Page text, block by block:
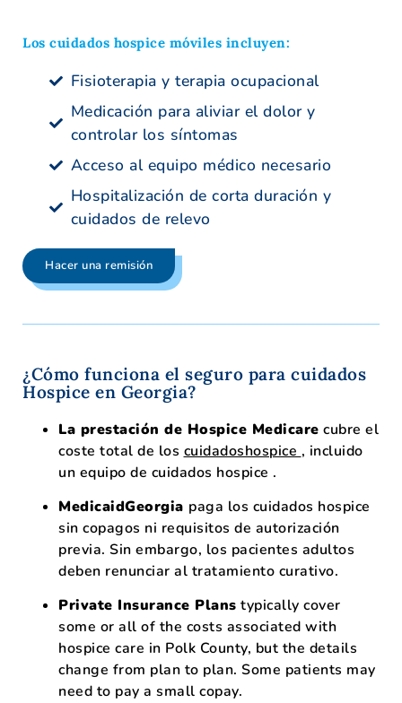
Los cuidados hospice móviles incluyen:
Fisioterapia y terapia ocupacional
Medicación para aliviar el dolor y
controlar los síntomas
Acceso al equipo médico necesario
Hospitalización de corta duración y
cuidados de relevo
Hacer una remisión
¿Cómo funciona el seguro para cuidados
Hospice en Georgia?
La prestación de Hospice Medicare cubre el
coste total de los cuidadoshospice , incluido
un equipo de cuidados hospice .
MedicaidGeorgia paga los cuidados hospice
sin copagos ni requisitos de autorización
previa. Sin embargo, los pacientes adultos
deben renunciar al tratamiento curativo.
Private Insurance Plans typically cover
some or all of the costs associated with
hospice care in Polk County, but the details
change from plan to plan. Some patients may
need to pay a small copay.